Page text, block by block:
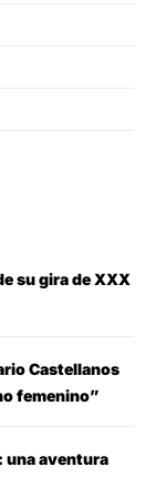
su gira de XXX
Castellanos
femenino”
una aventura